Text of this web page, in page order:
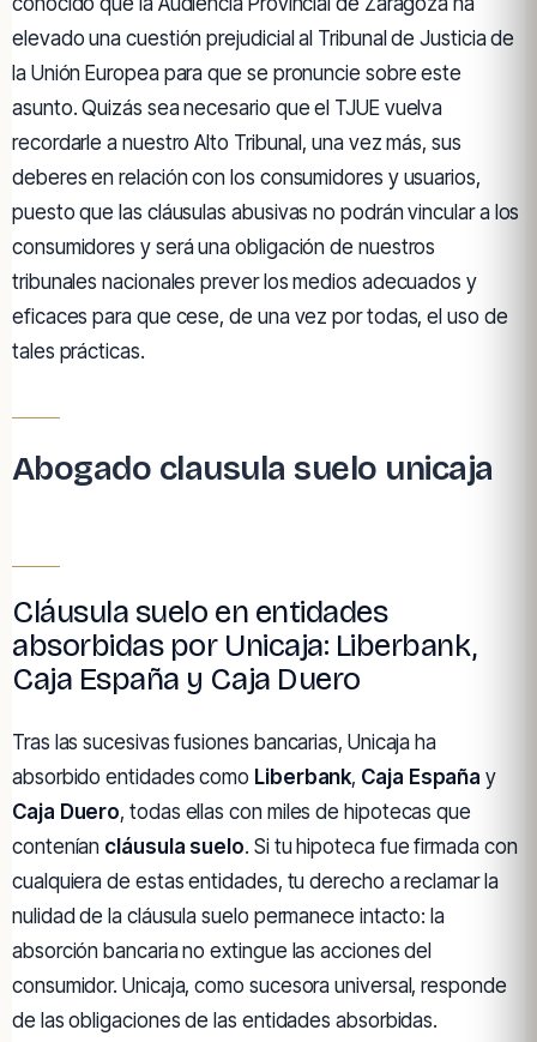
elevado una cuestión prejudicial al Tribunal de Justicia de
la Unión Europea para que se pronuncie sobre este
asunto. Quizás sea necesario que el TJUE vuelva
recordarle a nuestro Alto Tribunal, una vez más, sus
deberes en relación con los consumidores y usuarios,
puesto que las cláusulas abusivas no podrán vincular a los
consumidores y será una obligación de nuestros
tribunales nacionales prever los medios adecuados y
eficaces para que cese, de una vez por todas, el uso de
tales prácticas.
Abogado clausula suelo unicaja
Cláusula suelo en entidades
absorbidas por Unicaja: Liberbank,
Caja España y Caja Duero
Tras las sucesivas fusiones bancarias, Unicaja ha
absorbido entidades como Liberbank, Caja España y
Caja Duero, todas ellas con miles de hipotecas que
contenían cláusula suelo. Si tu hipoteca fue firmada con
cualquiera de estas entidades, tu derecho a reclamar la
nulidad de la cláusula suelo permanece intacto: la
absorción bancaria no extingue las acciones del
consumidor. Unicaja, como sucesora universal, responde
de las obligaciones de las entidades absorbidas.